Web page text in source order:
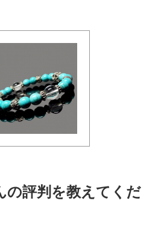
の評判を教えてくだ